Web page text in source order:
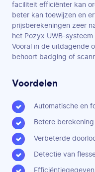
faciliteit efficiënter kan
beter kan toewijzen en
prijsberekeningen zeer
het Pozyx UWB-
Vooral in de uitdagende
behoort badging of
Voordelen
Automatische en
Betere
Verbeterde
Detectie van